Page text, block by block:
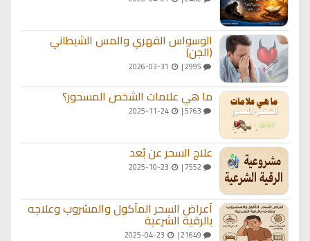
الوسواس القهري والمس الشيطاني
(الجن)
ما هي علامات الشخص المسحور؟
2025-11-24
علاج السحر عن بُعد
أعراض السحر المأكول والمشروب وعلاجه
بالرقية الشرعية